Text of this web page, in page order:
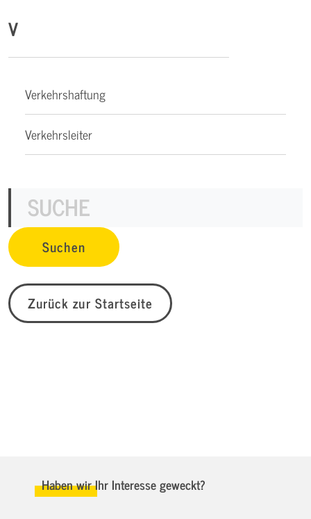
V
Verkehrshaftung
Verkehrsleiter
Zurück zur Startseite
Haben wir Ihr Interesse geweckt?